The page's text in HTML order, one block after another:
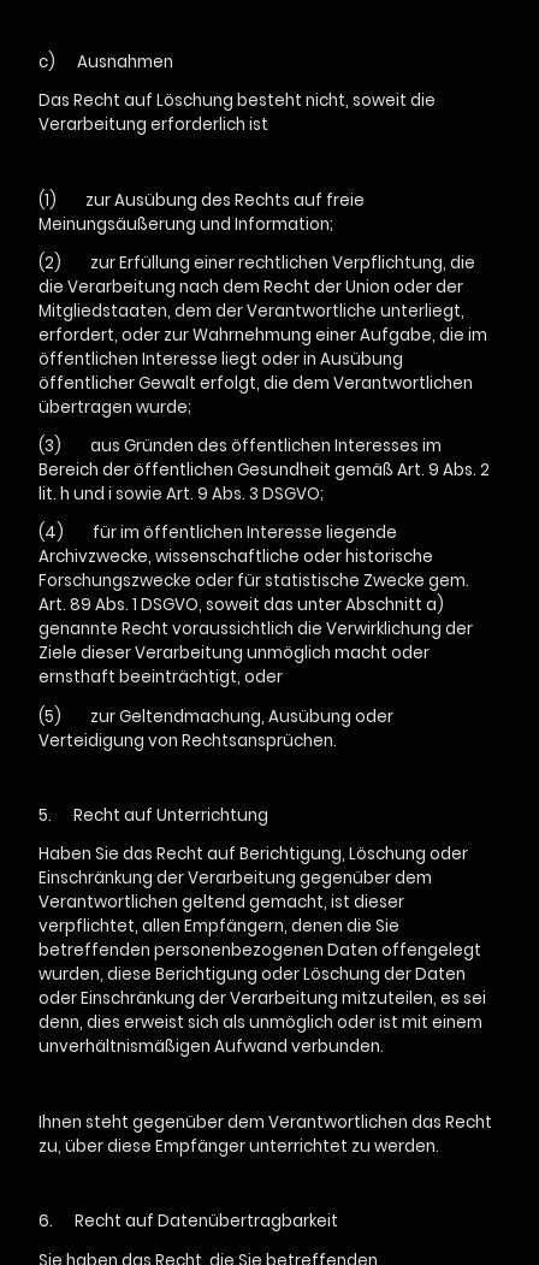
c)
Ausnahmen
Das Recht auf Löschung besteht nicht, soweit die
Verarbeitung erforderlich ist
(1) zur Ausübung des Rechts auf freie
Meinungsäußerung und Information;
(2) zur Erfüllung einer rechtlichen Verpflichtung, die
die Verarbeitung nach dem Recht der Union oder der
Mitgliedstaaten, dem der Verantwortliche unterliegt,
erfordert, oder zur Wahrnehmung einer Aufgabe, die im
öffentlichen Interesse liegt oder in Ausübung
öffentlicher Gewalt erfolgt, die dem Verantwortlichen
übertragen wurde;
(3) aus Gründen des öffentlichen Interesses im
Bereich der öffentlichen Gesundheit gemäß Art. 9 Abs. 2
lit. h und i sowie Art. 9 Abs. 3 DSGVO;
(4) für im öffentlichen Interesse liegende
Archivzwecke, wissenschaftliche oder historische
Forschungszwecke oder für statistische Zwecke gem.
Art. 89 Abs. 1 DSGVO, soweit das unter Abschnitt a)
genannte Recht voraussichtlich die Verwirklichung der
Ziele dieser Verarbeitung unmöglich macht oder
ernsthaft beeinträchtigt, oder
(5) zur Geltendmachung, Ausübung oder
Verteidigung von Rechtsansprüchen.
5.
Recht auf Unterrichtung
Haben Sie das Recht auf Berichtigung, Löschung oder
Einschränkung der Verarbeitung gegenüber dem
Verantwortlichen geltend gemacht, ist dieser
verpflichtet, allen Empfängern, denen die Sie
betreffenden personenbezogenen Daten offengelegt
wurden, diese Berichtigung oder Löschung der Daten
oder Einschränkung der Verarbeitung mitzuteilen, es sei
denn, dies erweist sich als unmöglich oder ist mit einem
unverhältnismäßigen Aufwand verbunden.
Ihnen steht gegenüber dem Verantwortlichen das Recht
zu, über diese Empfänger unterrichtet zu werden.
6.
Recht auf Datenübertragbarkeit
Sie haben das Recht, die Sie betreffenden